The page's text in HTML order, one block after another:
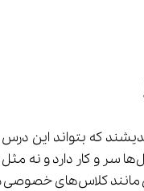
می‌آید، بیشتر دانش آموزان و والدین تنها به پیدا